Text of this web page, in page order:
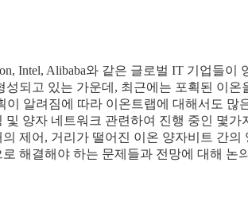
Intel, Alibaba와 같은 글로벌 IT 기업들이
성되고 있는 가운데 , 최근에는 포획된 이온
이 알려짐에 따라 이온트랩에 대해서도 많
및 양자 네트워크 관련하여 진행 중인 몇가
제어 , 거리가 떨어진 이온 양자비트 간의
로 해결해야 하는 문제들과 전망에 대해 논